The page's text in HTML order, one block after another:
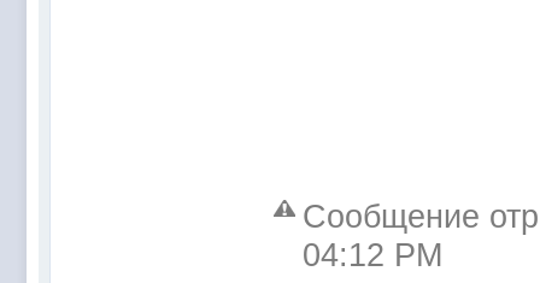
Сообщение
04:12 PM